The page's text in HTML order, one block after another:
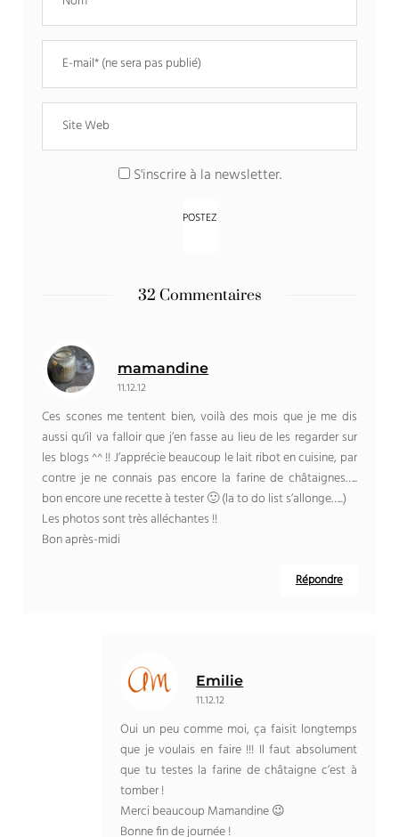
S'inscrire à la newsletter.
32 Commentaires
mamandine
11.12.12
Ces scones me tentent bien, voilà des mois que je me dis
aussi qu’il va falloir que j’en fasse au lieu de les regarder sur
les blogs ^^ !! J’apprécie beaucoup le lait ribot en cuisine, par
contre je ne connais pas encore la farine de châtaignes…..
bon encore une recette à tester 🙂 (la to do list s’allonge…..)
Les photos sont très alléchantes !!
Bon après-midi
Répondre
Emilie
11.12.12
Oui un peu comme moi, ça faisit longtemps
que je voulais en faire !!! Il faut absolument
que tu testes la farine de châtaigne c’est à
tomber !
Merci beaucoup Mamandine 😉
Bonne fin de journée !